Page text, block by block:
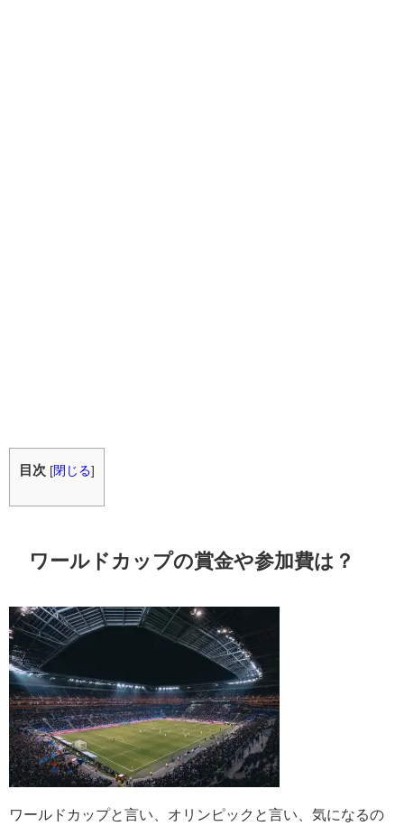
目次 [閉じる]
ワールドカップの賞金や参加費は？
ワールドカップと言い、オリンピックと言い、気になるの